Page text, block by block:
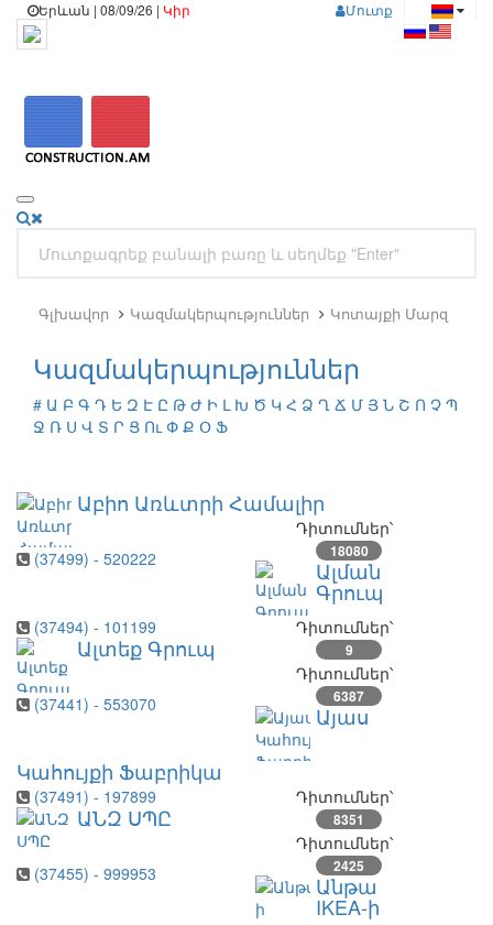
Մուտք
Երևան | 08/09/26 | Կիր
Գլխավոր Կազմակերպություններ Կոտայքի Մարզ
Կազմակերպություններ
# Ա Բ Գ Դ Ե Զ Է Ը Թ Ժ Ի Լ Խ Ծ Կ Հ Ձ Ղ Ճ Մ Յ Ն Շ Ո Չ Պ
Ջ Ռ Ս Վ Տ Ր Ց Ու Փ Ք Օ Ֆ
Աբիո Առևտրի Համալիր
Դիտումներ՝
18080
(37499) - 520222 Ալման
Գրուպ
Դիտումներ՝
9
(37494) - 101199
Ալտեք Գրուպ
Դիտումներ՝
6387
(37441) - 553070
Այաս
Կահույքի Ֆաբրիկա
Դիտումներ՝
8351
(37491) - 197899
ԱՆԶ ՍՊԸ
Դիտումներ՝
2425
(37455) - 999953 Անթա
IKEA-ի